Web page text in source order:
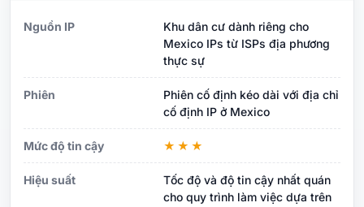
Nguồn IP
Khu dân cư dành riêng cho
Mexico IPs từ ISPs địa phương
thực sự
Phiên
Phiên cố định kéo dài với địa chỉ
cố định IP ở Mexico
Mức độ tin cậy ★★★
Hiệu suất
Tốc độ và độ tin cậy nhất quán
cho quy trình làm việc dựa trên